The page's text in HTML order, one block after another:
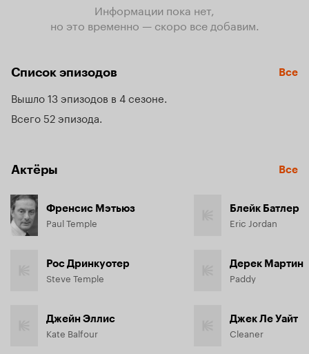
Информации пока нет,
но это временно — скоро все добавим.
Список эпизодов Все
Вышло 13 эпизодов в 4 сезоне
Всего 52 эпизода
Актёры Все
Френсис Мэтьюз
Paul Temple
Рос Дринкуотер
Steve Temple
Джейн Эллис
Kate Balfour
Блейк Батлер
Eric Jordan
Дерек Мартин
Paddy
Джек Ле Уайт
Cleaner